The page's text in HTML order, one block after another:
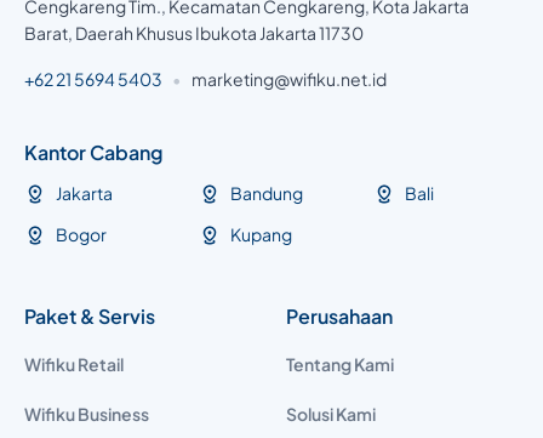
Cengkareng Tim., Kecamatan Cengkareng, Kota Jakarta
Barat, Daerah Khusus Ibukota Jakarta 11730
+62 21 5694 5403 • marketing@wifiku.net.id
Kantor Cabang
Jakarta
Bogor
Bandung
Kupang
Bali
Paket & Servis
Wifiku Retail
Wifiku Business
Perusahaan
Tentang Kami
Solusi Kami